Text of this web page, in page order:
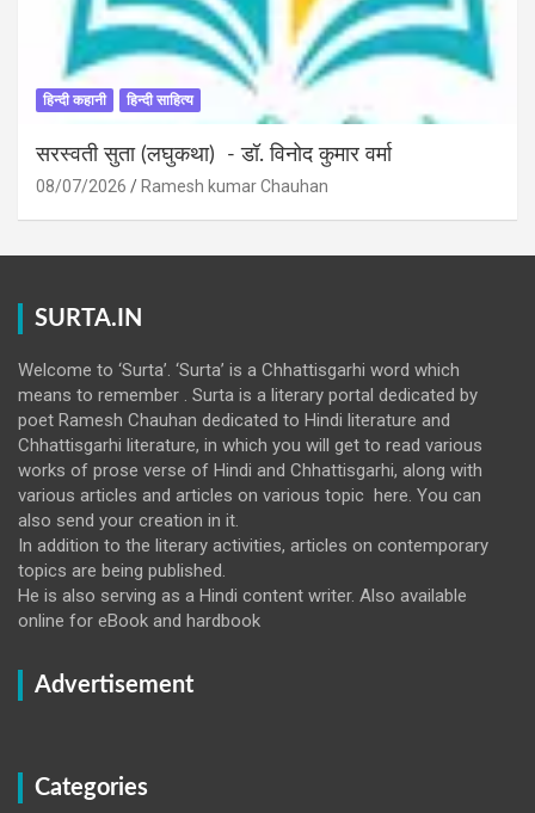
हिन्दी कहानी हिन्दी साहित्य
सरस्वती सुता (लघुकथा) ​- डॉ. विनोद कुमार वर्मा
08/07/2026 Ramesh kumar Chauhan
SURTA.IN
Welcome to ‘Surta’. ‘Surta’ is a Chhattisgarhi word which
means to remember . Surta is a literary portal dedicated by
poet Ramesh Chauhan dedicated to Hindi literature and
Chhattisgarhi literature, in which you will get to read various
works of prose verse of Hindi and Chhattisgarhi, along with
various articles and articles on various topic here. You can
also send your creation in it.
In addition to the literary activities, articles on contemporary
topics are being published.
He is also serving as a Hindi content writer. Also available
online for eBook and hardbook
Advertisement
Categories